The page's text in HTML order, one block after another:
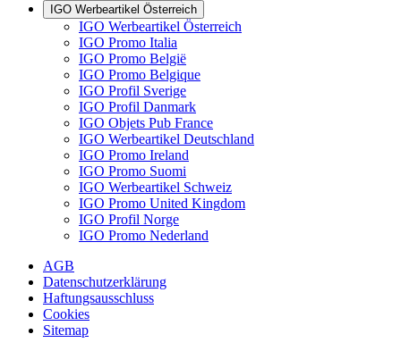
IGO Werbeartikel Österreich
IGO Werbeartikel Österreich
IGO Promo Italia
IGO Promo België
IGO Promo Belgique
IGO Profil Sverige
IGO Profil Danmark
IGO Objets Pub France
IGO Werbeartikel Deutschland
IGO Promo Ireland
IGO Promo Suomi
IGO Werbeartikel Schweiz
IGO Promo United Kingdom
IGO Profil Norge
IGO Promo Nederland
AGB
Datenschutzerklärung
Haftungsausschluss
Cookies
Sitemap